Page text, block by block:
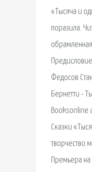
«Тысяча и
поразила.
Федосов
Бернетти -
Booksonline
Сказки
творчество
Премьера